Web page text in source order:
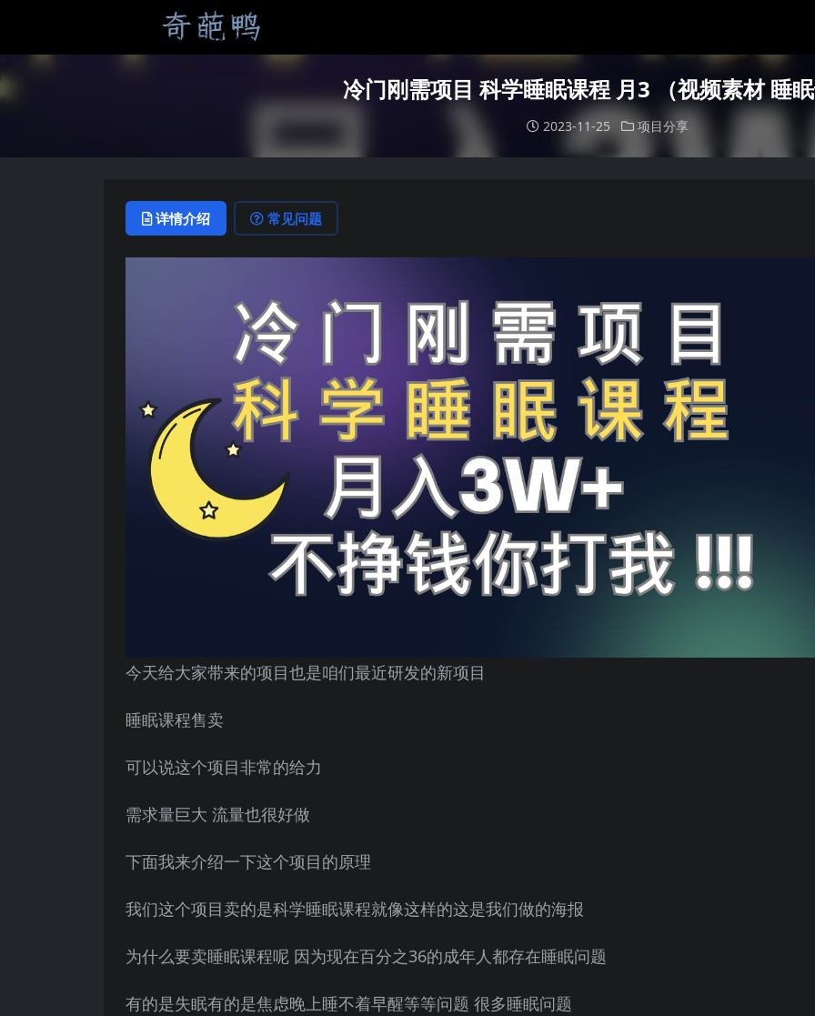
冷门刚需项目 科学睡眠课程 月3 （视频素材 睡
2023-11-25 项目分享
详情介绍 常见问题
今天给大家带来的项目也是咱们最近研发的新项目
睡眠课程售卖
可以说这个项目非常的给力
需求量巨大 流量也很好做
下面我来介绍一下这个项目的原理
我们这个项目卖的是科学睡眠课程就像这样的这是我们做的海报
为什么要卖睡眠课程呢 因为现在百分之36的成年人都存在睡眠问题
有的是失眠有的是焦虑晚上睡不着早醒等等问题 很多睡眠问题